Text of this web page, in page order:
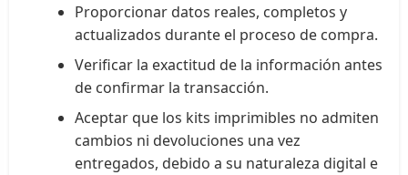
Proporcionar datos reales, completos y
actualizados durante el proceso de compra.
Verificar la exactitud de la información antes
de confirmar la transacción.
Aceptar que los kits imprimibles no admiten
cambios ni devoluciones una vez
entregados, debido a su naturaleza digital e